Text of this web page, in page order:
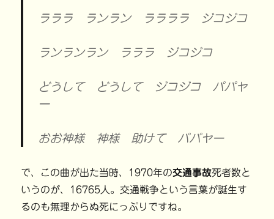
ラララ ランラン ララララ ジコジコ
ランランラン ラララ ジコジコ
どうして どうして ジコジコ パパヤ
ー
おお神様 神様 助けて パパヤー
で、この曲が出た当時、1970年の交通事故死者数と
いうのが、16765人。交通戦争という言葉が誕生す
るのも無理からぬ死にっぷりですね。